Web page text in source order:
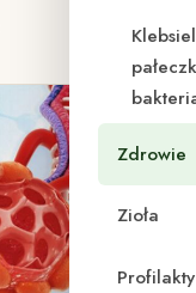
Zdrowie
Zioła